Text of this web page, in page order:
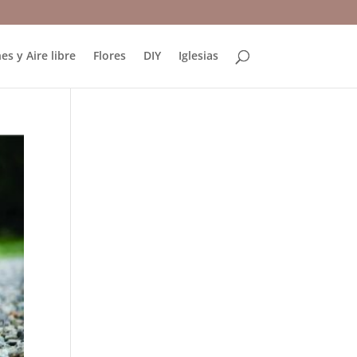
y Aire libre Flores DIY Iglesias